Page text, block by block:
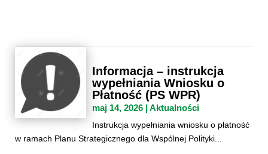
Informacja – instrukcja
wypełniania Wniosku o
Płatność (PS WPR)
maj 14, 2026 |Aktualności
Instrukcja wypełniania wniosku o płatność
w ramach Planu Strategicznego dla Wspólnej Polityki...